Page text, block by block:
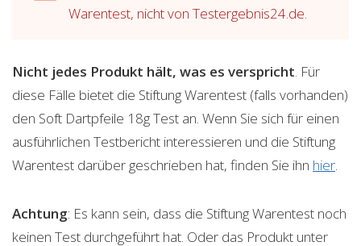
Warentest, nicht von Testergebnis24.de.
Nicht jedes Produkt hält, was es verspricht. Für
diese Fälle bietet die Stiftung Warentest (falls vorhanden)
den Soft Dartpfeile 18g Test an. Wenn Sie sich für einen
ausführlichen Testbericht interessieren und die Stiftung
Warentest darüber geschrieben hat, finden Sie ihn hier.
Achtung: Es kann sein, dass die Stiftung Warentest noch
keinen Test durchgeführt hat. Oder das Produkt unter